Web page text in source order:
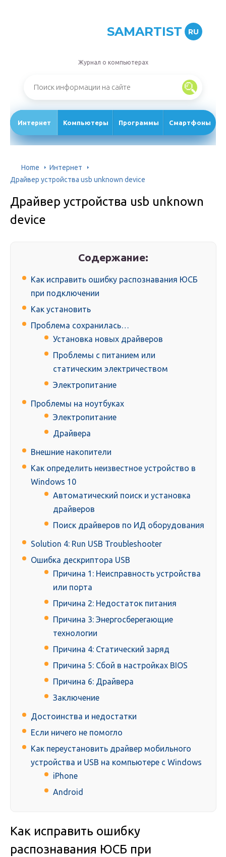
SAMARTIST RU
Журнал о компьютерах
Интернет Компьютеры Программы Смартфоны
Home
Интернет
Драйвер устройства usb unknown device
Драйвер устройства usb unknown
device
Содержание:
Как исправить ошибку распознавания ЮСБ
при подключении
Как установить
Проблема сохранилась…
Установка новых драйверов
Проблемы с питанием или
статическим электричеством
Электропитание
Проблемы на ноутбуках
Электропитание
Драйвера
Внешние накопители
Как определить неизвестное устройство в
Windows 10
Автоматический поиск и установка
драйверов
Поиск драйверов по ИД оборудования
Solution 4: Run USB Troubleshooter
Ошибка дескриптора USB
Причина 1: Неисправность устройства
или порта
Причина 2: Недостаток питания
Причина 3: Энергосберегающие
технологии
Причина 4: Статический заряд
Причина 5: Сбой в настройках BIOS
Причина 6: Драйвера
Заключение
Достоинства и недостатки
Если ничего не помогло
Как переустановить драйвер мобильного
устройства и USB на компьютере с Windows
iPhone
Android
Как исправить ошибку
распознавания ЮСБ при